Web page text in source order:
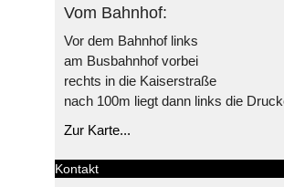
Vom Bahnhof:
Vor dem Bahnhof links
am Busbahnhof vorbei
rechts in die Kaiserstraße
nach 100m liegt dann links die
Zur Karte...
Kontakt